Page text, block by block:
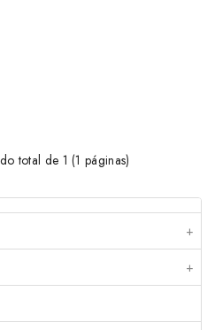
total de 1 (1 páginas)
+
+